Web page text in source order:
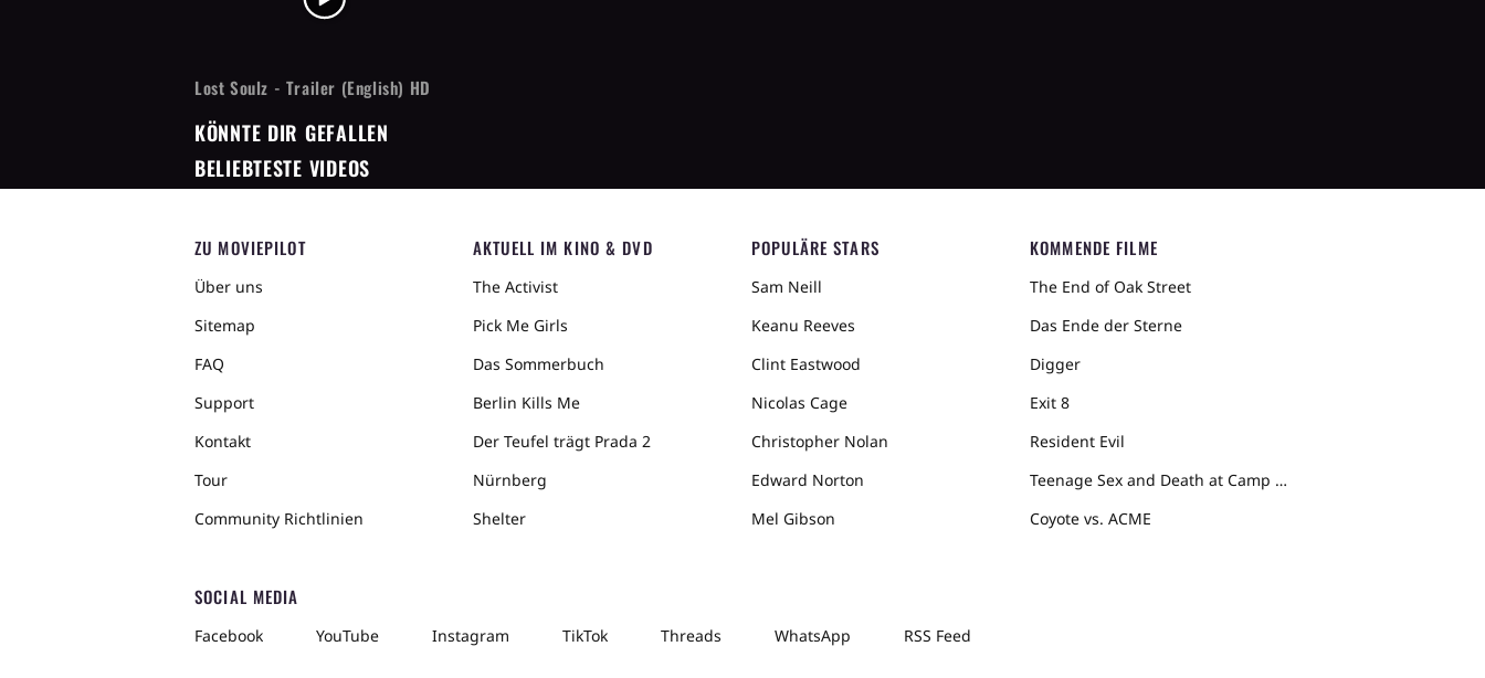
Lost Soulz - Trailer (English) HD
KÖNNTE DIR GEFALLEN
BELIEBTESTE VIDEOS
ZU MOVIEPILOT
Über uns
Sitemap
FAQ
Support
Kontakt
Tour
Community Richtlinien
AKTUELL IM KINO & DVD
The Activist
Pick Me Girls
Das Sommerbuch
Berlin Kills Me
Der Teufel trägt Prada 2
Nürnberg
Shelter
POPULÄRE STARS
Sam Neill
Keanu Reeves
Clint Eastwood
Nicolas Cage
Christopher Nolan
Edward Norton
Mel Gibson
KOMMENDE FILME
The End of Oak Street
Das Ende der Sterne
Digger
Exit 8
Resident Evil
Teenage Sex and Death at Camp Miasma
Coyote vs. ACME
SOCIAL MEDIA
Facebook YouTube Instagram TikTok Threads WhatsApp RSS Feed